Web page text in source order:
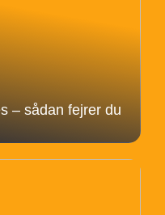
– sådan fejrer du